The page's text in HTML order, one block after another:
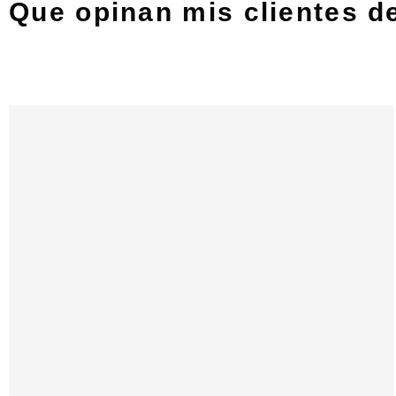
Que opinan mis clientes